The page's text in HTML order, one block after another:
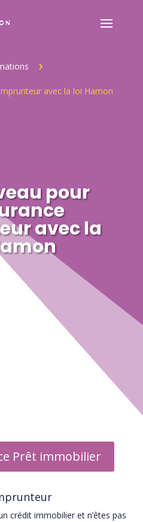
5
avec la loi Hamon
pour
avec la
Prêt immobilier
crédit immobilier et n’êtes pas